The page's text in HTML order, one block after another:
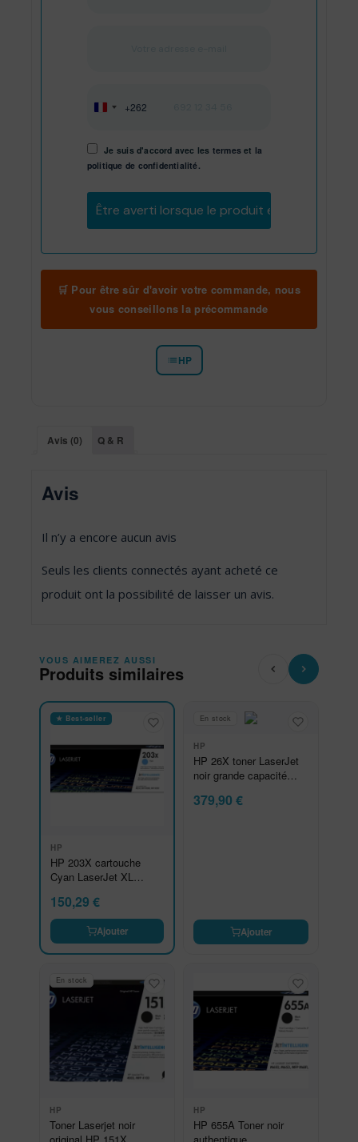
Réunion
+262
Je suis d'accord avec les termeset la
politique de confidentialité.
Être averti lorsque le produit est en stock
🛒 Pour être sûr d'avoir votre commande, nous
vous conseillons la précommande
HP
Avis (0) Q & R
Avis
Il n’y a encore aucun avis
Seuls les clients connectés ayant acheté ce
produit ont la possibilité de laisser un avis.
VOUS AIMEREZ AUSSI
Produits similaires
★ Best-seller
HP
HP 203X cartouche
Cyan LaserJet XL
150,29 €
Ajouter
En stock
HP
HP 26X toner LaserJet
noir grande capacité
379,90 €
Ajouter
En stock
HP
Toner Laserjet noir
HP
HP 655A Toner noir